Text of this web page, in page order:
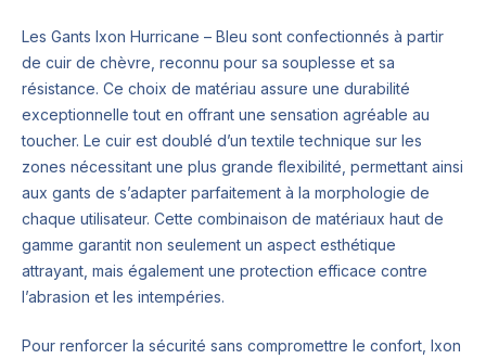
Les Gants Ixon Hurricane – Bleu sont confectionnés à partir
de cuir de chèvre, reconnu pour sa souplesse et sa
résistance. Ce choix de matériau assure une durabilité
exceptionnelle tout en offrant une sensation agréable au
toucher. Le cuir est doublé d’un textile technique sur les
zones nécessitant une plus grande flexibilité, permettant ainsi
aux gants de s’adapter parfaitement à la morphologie de
chaque utilisateur. Cette combinaison de matériaux haut de
gamme garantit non seulement un aspect esthétique
attrayant, mais également une protection efficace contre
l’abrasion et les intempéries.
Pour renforcer la sécurité sans compromettre le confort, Ixon